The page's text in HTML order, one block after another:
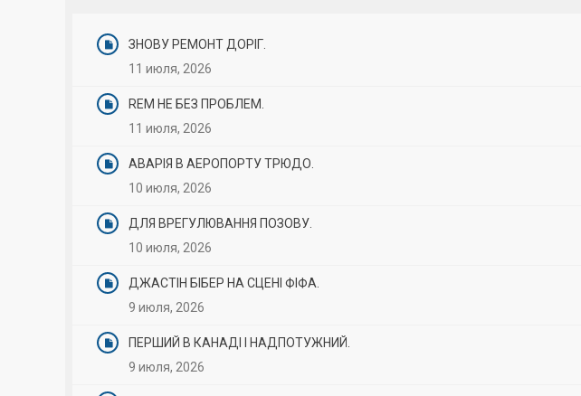
ЗНОВУ РЕМОНТ ДОРІГ.
11 июля, 2026
REM НЕ БЕЗ ПРОБЛЕМ.
11 июля, 2026
АВАРІЯ В АЕРОПОРТУ ТРЮДО.
10 июля, 2026
ДЛЯ ВРЕГУЛЮВАННЯ ПОЗОВУ.
10 июля, 2026
ДЖАСТІН БІБЕР НА СЦЕНІ ФІФА.
9 июля, 2026
ПЕРШИЙ В КАНАДІ І НАДПОТУЖНИЙ.
9 июля, 2026